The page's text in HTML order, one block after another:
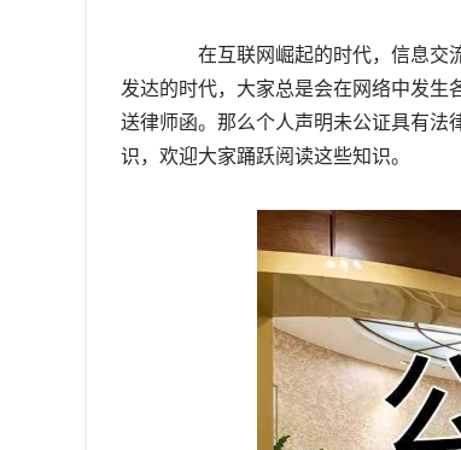
在互联网崛起的时代，信息交流
发达的时代，大家总是会在网络中发生
送律师函。那么个人声明未公证具有法
识，欢迎大家踊跃阅读这些知识。